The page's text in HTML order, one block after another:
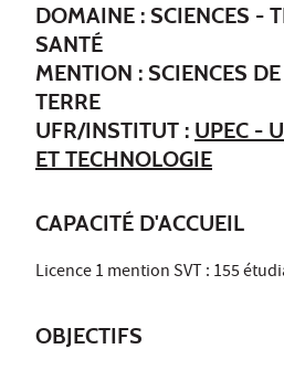
DOMAINE : SCIENCES -
SANTÉ
MENTION : SCIENCES
TERRE
UFR/INSTITUT : UPEC -
ET TECHNOLOGIE
CAPACITÉ D'ACCUEIL
Licence 1 mention SVT : 155
OBJECTIFS